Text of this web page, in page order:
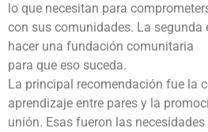
lo que necesitan para
con sus comunidades. La segunda
hacer una fundación comunitaria
para que eso suceda.
La principal recomendación fue la
aprendizaje entre pares y la
unión. Esas fueron las